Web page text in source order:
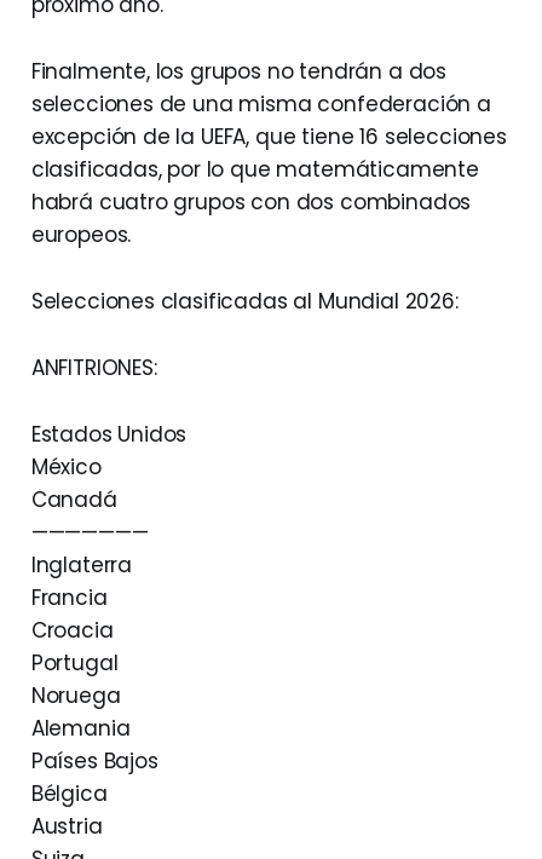
Finalmente, los grupos no tendrán a dos
selecciones de una misma confederación a
excepción de la UEFA, que tiene 16 selecciones
clasificadas, por lo que matemáticamente
habrá cuatro grupos con dos combinados
europeos.
Selecciones clasificadas al Mundial 2026:
ANFITRIONES:
Estados Unidos
México
Canadá
———————
Inglaterra
Francia
Croacia
Portugal
Noruega
Alemania
Países Bajos
Bélgica
Austria